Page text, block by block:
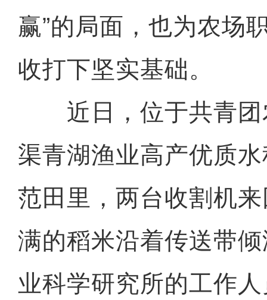
赢”的局面，也为农场
收打下坚实基础。
近日，位于共青团
渠青湖渔业高产优质
范田里，两台收割机
满的稻米沿着传送带
业科学研究所的工作